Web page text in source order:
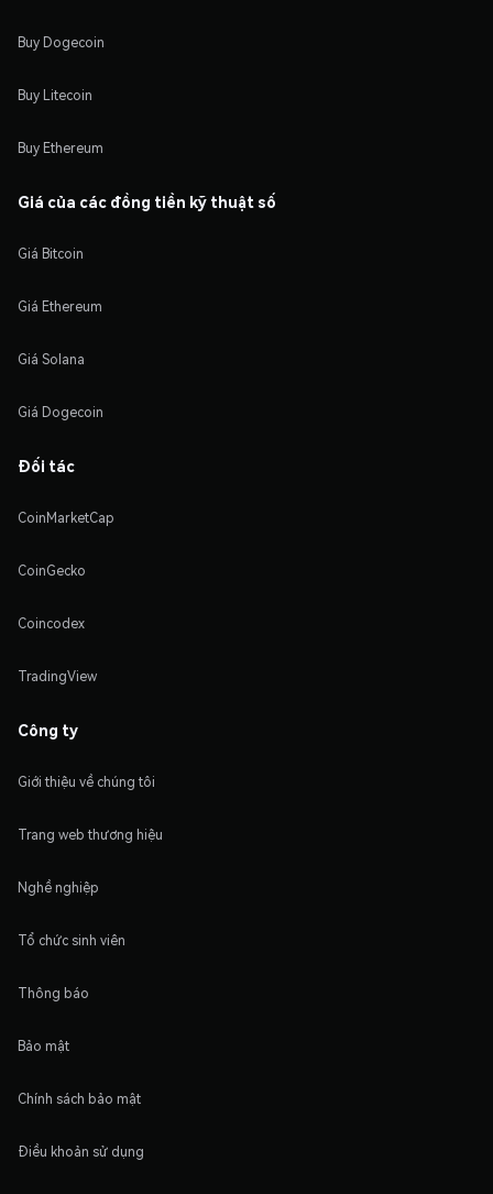
Buy Dogecoin
Buy Litecoin
Buy Ethereum
Giá của các đồng tiền kỹ thuật số
Giá Bitcoin
Giá Ethereum
Giá Solana
Giá Dogecoin
Đối tác
CoinMarketCap
CoinGecko
Coincodex
TradingView
Công ty
Giới thiệu về chúng tôi
Trang web thương hiệu
Nghề nghiệp
Tổ chức sinh viên
Thông báo
Bảo mật
Chính sách bảo mật
Điều khoản sử dụng